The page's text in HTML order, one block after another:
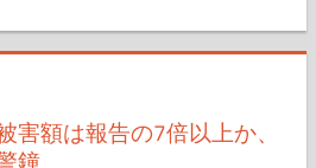
害額は報告の7倍以上か、
鐘